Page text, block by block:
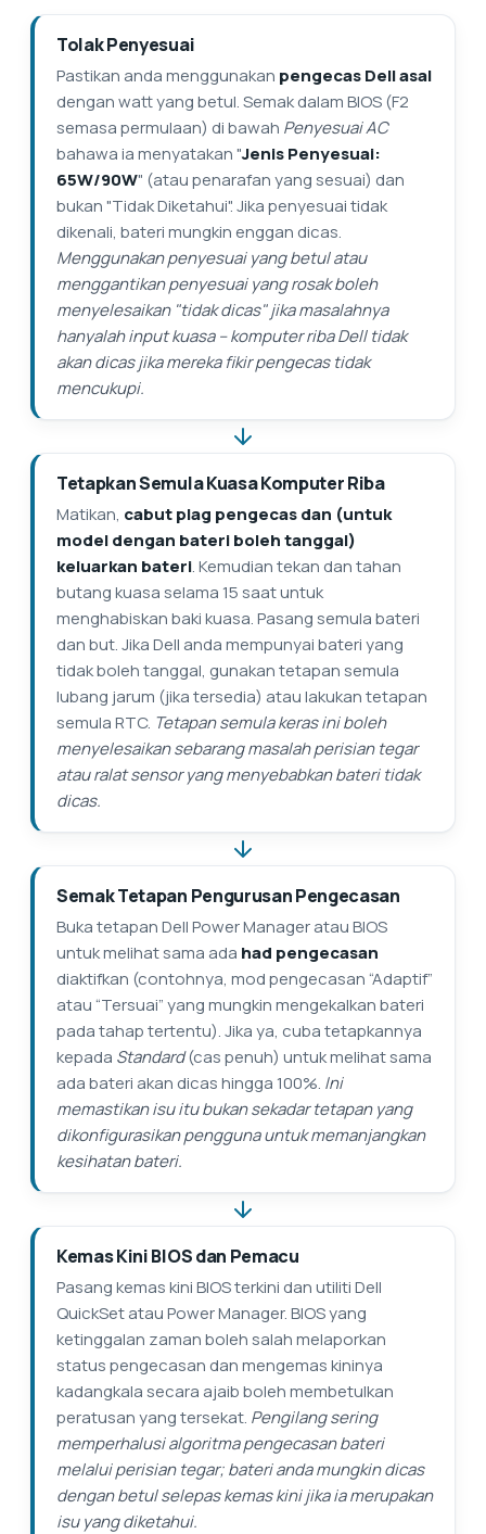
Tolak Penyesuai
Pastikan anda menggunakan pengecas Dell asal
dengan watt yang betul. Semak dalam BIOS (F2
semasa permulaan) di bawah Penyesuai AC
bahawa ia menyatakan "Jenis Penyesuai:
65W/90W" (atau penarafan yang sesuai) dan
bukan "Tidak Diketahui". Jika penyesuai tidak
dikenali, bateri mungkin enggan dicas.
Menggunakan penyesuai yang betul atau
menggantikan penyesuai yang rosak boleh
menyelesaikan "tidak dicas" jika masalahnya
hanyalah input kuasa – komputer riba Dell tidak
akan dicas jika mereka fikir pengecas tidak
mencukupi.
Tetapkan Semula Kuasa Komputer Riba
Matikan, cabut plag pengecas dan (untuk
model dengan bateri boleh tanggal)
keluarkan bateri. Kemudian tekan dan tahan
butang kuasa selama 15 saat untuk
menghabiskan baki kuasa. Pasang semula bateri
dan but. Jika Dell anda mempunyai bateri yang
tidak boleh tanggal, gunakan tetapan semula
lubang jarum (jika tersedia) atau lakukan tetapan
semula RTC. Tetapan semula keras ini boleh
menyelesaikan sebarang masalah perisian tegar
atau ralat sensor yang menyebabkan bateri tidak
dicas.
Semak Tetapan Pengurusan Pengecasan
Buka tetapan Dell Power Manager atau BIOS
untuk melihat sama ada had pengecasan
diaktifkan (contohnya, mod pengecasan “Adaptif”
atau “Tersuai” yang mungkin mengekalkan bateri
pada tahap tertentu). Jika ya, cuba tetapkannya
kepada Standard(cas penuh) untuk melihat sama
ada bateri akan dicas hingga 100%. Ini
memastikan isu itu bukan sekadar tetapan yang
dikonfigurasikan pengguna untuk memanjangkan
kesihatan bateri.
Kemas Kini BIOS dan Pemacu
Pasang kemas kini BIOS terkini dan utiliti Dell
QuickSet atau Power Manager. BIOS yang
ketinggalan zaman boleh salah melaporkan
status pengecasan dan mengemas kininya
kadangkala secara ajaib boleh membetulkan
peratusan yang tersekat. Pengilang sering
memperhalusi algoritma pengecasan bateri
melalui perisian tegar; bateri anda mungkin dicas
dengan betul selepas kemas kini jika ia merupakan
isu yang diketahui.